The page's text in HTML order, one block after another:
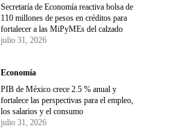
Secretaría de Economía reactiva bolsa de
110 millones de pesos en créditos para
fortalecer a las MiPyMEs del calzado
julio 31, 2026
Economía
PIB de México crece 2.5 % anual y
fortalece las perspectivas para el empleo,
los salarios y el consumo
julio 31, 2026